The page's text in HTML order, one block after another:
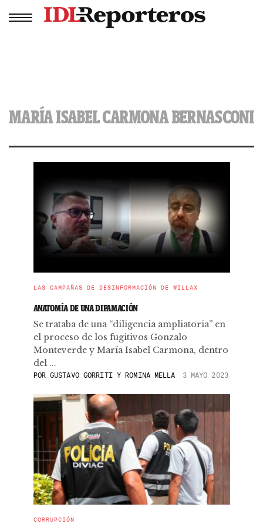
MARÍA ISABEL CARMONA BERNASCONI
LAS CAMPAÑAS DE DESINFORMACIÓN DE WILLAX
ANATOMÍA DE UNA DIFAMACIÓN
Se trataba de una “diligencia ampliatoria” en
el proceso de los fugitivos Gonzalo
Monteverde y María Isabel Carmona, dentro
del ...
PORGUSTAVO GORRITI Y ROMINA MELLA 3 MAYO 2023
CORRUPCIÓN